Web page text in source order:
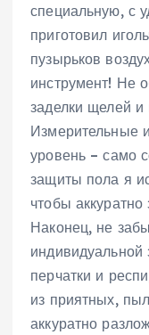
специальную, с
приготовил
пузырьков
инструмент! Не
заделки щелей
Измерительные
уровень – само
защиты пола я
чтобы аккуратно
Наконец, не
индивидуальной
перчатки и
из приятных,
аккуратно